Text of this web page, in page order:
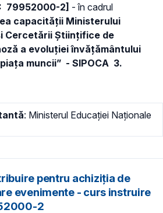
79952000-2] - în cadrul
capacității Ministerului
Cercetării Științifice de
a evoluției învățământului
muncii” - SIPOCA 3.
: Ministerul Educației Naționale
pentru achiziţia de
evenimente - curs instruire
2